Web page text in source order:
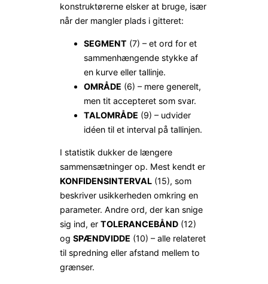
konstruktørerne elsker at bruge, især
når der mangler plads i gitteret:
SEGMENT (7) – et ord for et
sammenhængende stykke af
en kurve eller tallinje.
OMRÅDE (6) – mere generelt,
men tit accepteret som svar.
TALOMRÅDE (9) – udvider
idéen til et interval på tallinjen.
I statistik dukker de længere
sammensætninger op. Mest kendt er
KONFIDENSINTERVAL (15), som
beskriver usikkerheden omkring en
parameter. Andre ord, der kan snige
sig ind, er TOLERANCEBÅND (12)
og SPÆNDVIDDE (10) – alle relateret
til spredning eller afstand mellem to
grænser.